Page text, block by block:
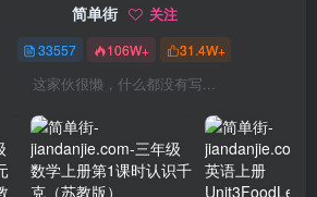
简单街 关注
33557 106W+ 31.4W+
这家伙很懒，什么都没有写...